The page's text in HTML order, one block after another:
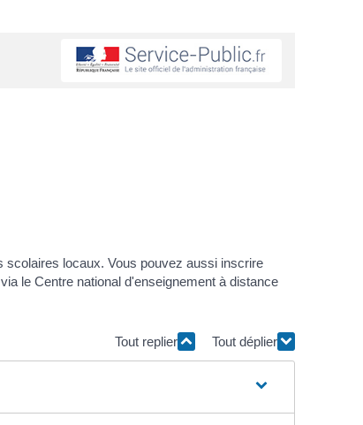
scolaires locaux. Vous pouvez aussi inscrire
le Centre national d'enseignement à distance
Tout replier Tout déplier